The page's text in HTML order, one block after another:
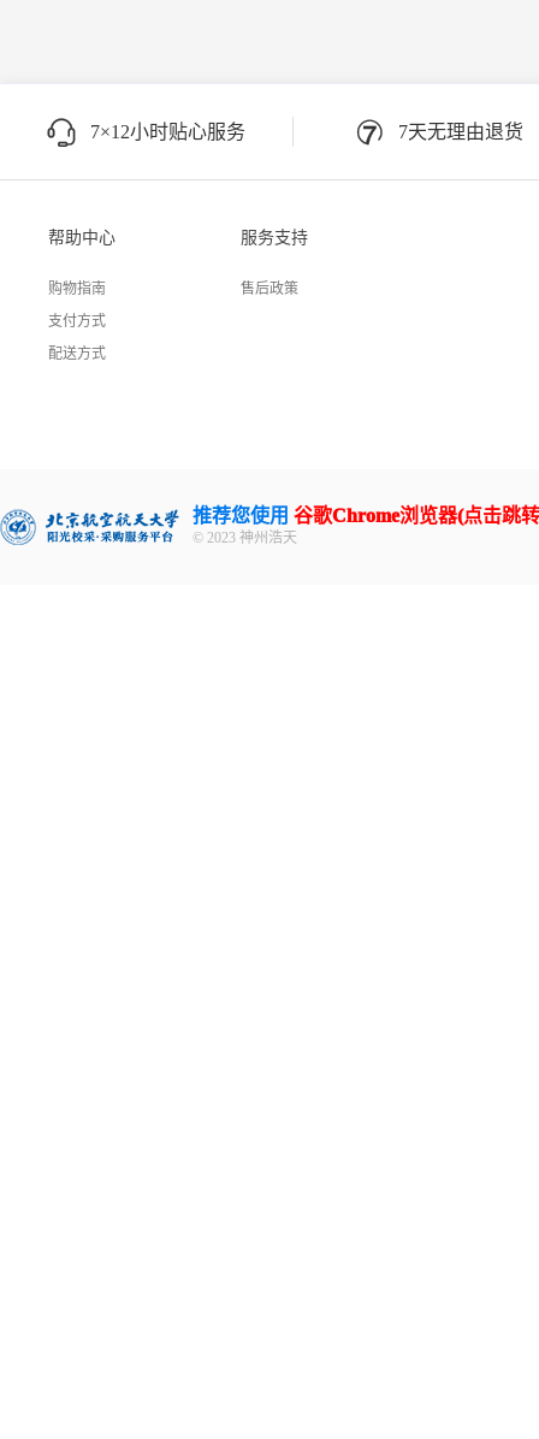
7×12小时贴心服务 7天无理由退货
帮助中心
购物指南
支付方式
配送方式
服务支持
售后政策
推荐您使用 谷歌Chrome浏览器(点击跳
© 2023 神州浩天